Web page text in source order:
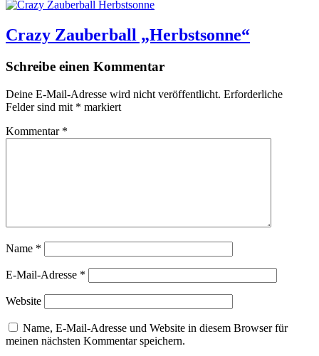
Crazy Zauberball „Herbstsonne“
Schreibe einen Kommentar
Deine E-Mail-Adresse wird nicht veröffentlicht. Erforderliche
Felder sind mit * markiert
Kommentar *
Name *
E-Mail-Adresse *
Website
Name, E-Mail-Adresse und Website in diesem Browser für
meinen nächsten Kommentar speichern.